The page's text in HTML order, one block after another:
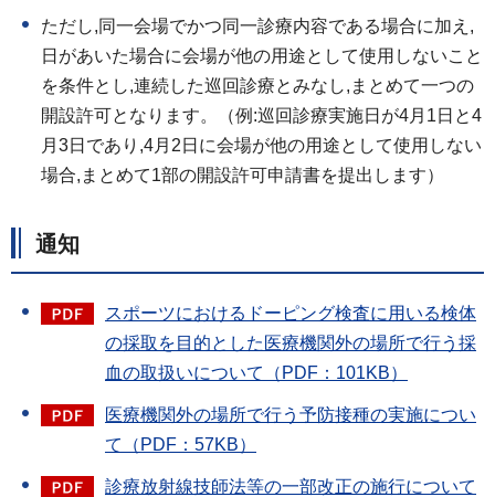
ただし,同一会場でかつ同一診療内容である場合に加え,
日があいた場合に会場が他の用途として使用しないこと
を条件とし,連続した巡回診療とみなし,まとめて一つの
開設許可となります。（例:巡回診療実施日が4月1日と4
月3日であり,4月2日に会場が他の用途として使用しない
場合,まとめて1部の開設許可申請書を提出します）
通知
スポーツにおけるドーピング検査に用いる検体
の採取を目的とした医療機関外の場所で行う採
血の取扱いについて（PDF：101KB）
医療機関外の場所で行う予防接種の実施につい
て（PDF：57KB）
診療放射線技師法等の一部改正の施行について